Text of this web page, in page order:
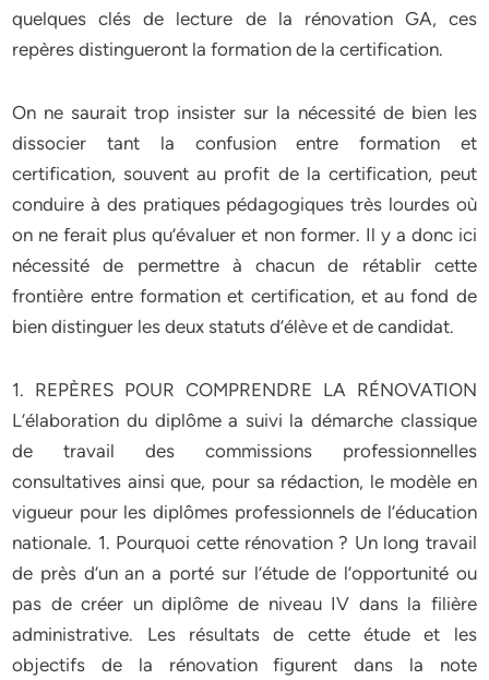
quelques clés de lecture de la rénovation GA, ces
repères distingueront la formation de la certification.
On ne saurait trop insister sur la nécessité de bien les
dissocier tant la confusion entre formation et
certification, souvent au profit de la certification, peut
conduire à des pratiques pédagogiques très lourdes où
on ne ferait plus qu’évaluer et non former. Il y a donc ici
nécessité de permettre à chacun de rétablir cette
frontière entre formation et certification, et au fond de
bien distinguer les deux statuts d’élève et de candidat.
1. REPÈRES POUR COMPRENDRE LA RÉNOVATION
L’élaboration du diplôme a suivi la démarche classique
de travail des commissions professionnelles
consultatives ainsi que, pour sa rédaction, le modèle en
vigueur pour les diplômes professionnels de l’éducation
nationale. 1. Pourquoi cette rénovation ? Un long travail
de près d’un an a porté sur l’étude de l’opportunité ou
pas de créer un diplôme de niveau IV dans la filière
administrative. Les résultats de cette étude et les
objectifs de la rénovation figurent dans la note